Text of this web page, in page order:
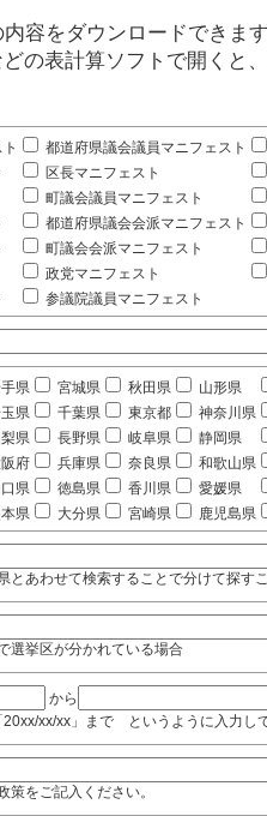
容をダウンロードできます
の表計算ソフトで開くと
都道府県議会議員マニフェスト
区長マニフェスト
町議会議員マニフェスト
都道府県議会会派マニフェスト
町議会会派マニフェスト
政党マニフェスト
参議院議員マニフェスト
県 宮城県 秋田県 山形県
県 千葉県 東京都 神奈川県
県 長野県 岐阜県 静岡県
府 兵庫県 奈良県 和歌山県
県 徳島県 香川県 愛媛県
県 大分県 宮崎県 鹿児島県
あわせて検索することで分けて探すこ
選挙区が分かれている場合
から
xx/xx」まで というように入力して
をご記入ください。